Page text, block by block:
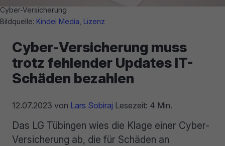
Cyber-Versicherung
Bildquelle: Kindel Media Lizenz
Cyber-Versicherung muss
trotz fehlender Updates IT-
Schäden bezahlen
12.07.2023 von Lars Sobiraj Lesezeit: 4 Min.
Das LG Tübingen wies die Klage einer Cyber-
Versicherung ab, die für Schäden an